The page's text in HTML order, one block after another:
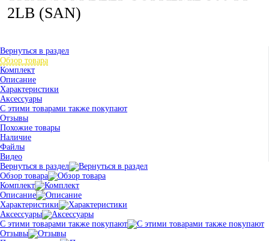
2LB (SAN)
Вернуться в раздел
Обзор товара
Комплект
Описание
Характеристики
Аксессуары
С этими товарами также покупают
Отзывы
Похожие товары
Наличие
Файлы
Видео
Вернуться в раздел
Обзор товара
Комплект
Описание
Характеристики
Аксессуары
С этими товарами также покупают
Отзывы